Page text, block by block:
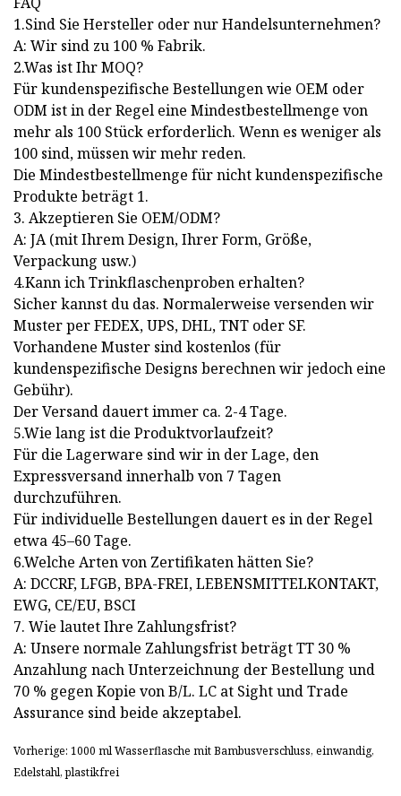
1.Sind Sie Hersteller oder nur Handelsunternehmen?
A: Wir sind zu 100 % Fabrik.
2.Was ist Ihr MOQ?
Für kundenspezifische Bestellungen wie OEM oder
ODM ist in der Regel eine Mindestbestellmenge von
mehr als 100 Stück erforderlich. Wenn es weniger als
100 sind, müssen wir mehr reden.
Die Mindestbestellmenge für nicht kundenspezifische
Produkte beträgt 1.
3. Akzeptieren Sie OEM/ODM?
A: JA (mit Ihrem Design, Ihrer Form, Größe,
Verpackung usw.)
4.Kann ich Trinkflaschenproben erhalten?
Sicher kannst du das. Normalerweise versenden wir
Muster per FEDEX, UPS, DHL, TNT oder SF.
Vorhandene Muster sind kostenlos (für
kundenspezifische Designs berechnen wir jedoch eine
Gebühr).
Der Versand dauert immer ca. 2-4 Tage.
5.Wie lang ist die Produktvorlaufzeit?
Für die Lagerware sind wir in der Lage, den
Expressversand innerhalb von 7 Tagen
durchzuführen.
Für individuelle Bestellungen dauert es in der Regel
etwa 45–60 Tage.
6.Welche Arten von Zertifikaten hätten Sie?
A: DCCRF, LFGB, BPA-FREI, LEBENSMITTELKONTAKT,
EWG, CE/EU, BSCI
7. Wie lautet Ihre Zahlungsfrist?
A: Unsere normale Zahlungsfrist beträgt TT 30 %
Anzahlung nach Unterzeichnung der Bestellung und
70 % gegen Kopie von B/L. LC at Sight und Trade
Assurance sind beide akzeptabel.
Vorherige: 1000 ml Wasserflasche mit Bambusverschluss, einwandig,
Edelstahl, plastikfrei